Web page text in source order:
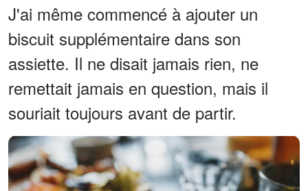
J'ai même commencé à ajouter un
biscuit supplémentaire dans son
assiette. Il ne disait jamais rien, ne
remettait jamais en question, mais il
souriait toujours avant de partir.